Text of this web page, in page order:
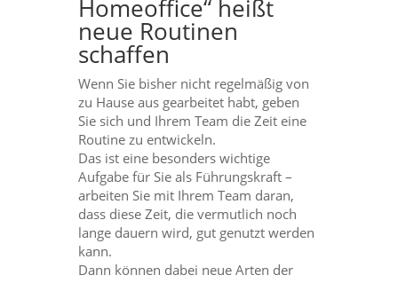
Homeoffice“ heißt
neue Routinen
schaffen
Wenn Sie bisher nicht regelmäßig von
zu Hause aus gearbeitet habt, geben
Sie sich und Ihrem Team die Zeit eine
Routine zu entwickeln.
Das ist eine besonders wichtige
Aufgabe für Sie als Führungskraft –
arbeiten Sie mit Ihrem Team daran,
dass diese Zeit, die vermutlich noch
lange dauern wird, gut genutzt werden
kann.
Dann können dabei neue Arten der